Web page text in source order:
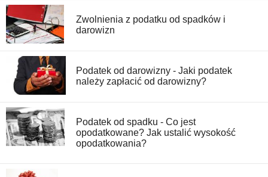
Zwolnienia z podatku od spadków i
darowizn
Podatek od darowizny - Jaki podatek
należy zapłacić od darowizny?
Podatek od spadku - Co jest
opodatkowane? Jak ustalić wysokość
opodatkowania?